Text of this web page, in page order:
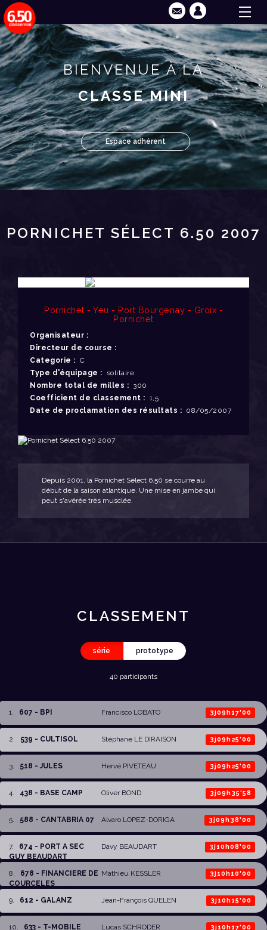
BIENVENUE À LA
CLASSE MINI
Espace adhérent
PORNICHET SÉLECT 6.50 2007
Pornichet - Yeu - Port Bourgenay - Groix -
Pornichet
Organisateur :
Directeur de course :
Categorie : C
Type d'équipage : solitaire
Nombre total de milles : 300
Coefficient de classement : 1,5
Date de proclamation des résultats : 08/05/2007
Depuis 2001, la Pornichet Sélect 6.50 se courre au
début de la saison atlantique. Une mise en jambe qui
peut s'avérée très musclée.
CLASSEMENT
série prototype
40 participants
1 607 - BPI Francisco LOBATO 3j09h17'00
2 539 - CULTISOL Stéphane LE DIRAISON 3j09h25'00
3 518 - JULES Hervé PIVETEAU 3j09h25'00
4 438 - BASE CAMP Oliver BOND 3j09h35'58
5 588 - CANTABRIA 07 Alvaro LOPEZ-DORIGA 3j09h38'00
7. 674 - PORT A SEC
GUY BEAUDART
Davy BEAUDART 3j10h08'00
8
678 - FINANCIERE DE
COURCELES
Mathieu KESSLER 3j10h10'00
9 612 - GALANZ Jean-François QUELEN 3j10h15'00
10
633 - T-MOBILE
Lucas SCHRODER 3j10h17'00